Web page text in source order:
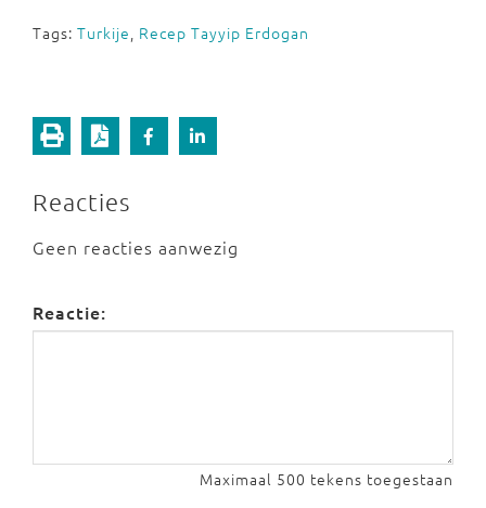
Tags: Turkije, Recep Tayyip Erdogan
Reacties
Geen reacties aanwezig
Reactie:
Maximaal 500 tekens toegestaan